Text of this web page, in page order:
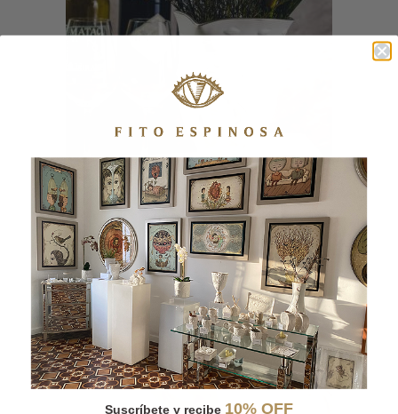
FLORERO JARRA
Suscríbete y recibe 10% OFF